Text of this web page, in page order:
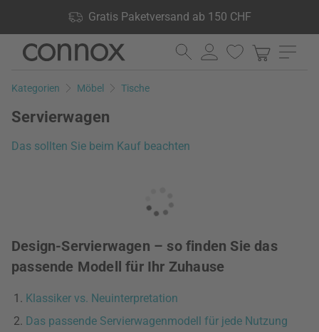
Gratis Paketversand ab 150 CHF
Produkte lagernd, 60 Tage Rückgaberecht
Direkt
Seiteninhalt
Direkt
Suchfeld
Kategorien Möbel Tische
Servierwagen
Das sollten Sie beim Kauf beachten
Design-Servierwagen – so finden Sie das
passende Modell für Ihr Zuhause
Klassiker vs. Neuinterpretation
Das passende Servierwagenmodell für jede Nutzung